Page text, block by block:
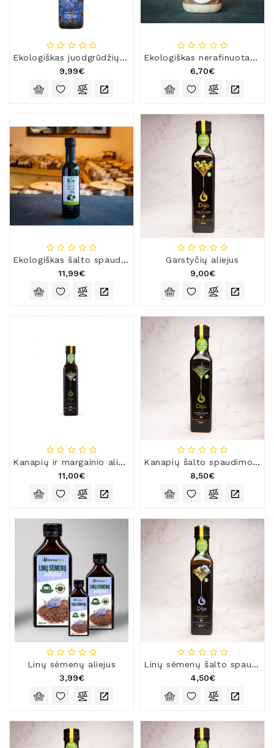
Kvapai
Aliejai
Higienos
Priemonės
Kūdikiams
Pirties
Reikalai
Indai
Ekologiškas juodgrūdžių (juodųjų kmynų) aliejus, nerafinuotas, šalto spaudimo
9,99€
Ekologiškas nerafinuotas šalto spaudimo kokosų aliejus
6,70€
Ekologiškas šalto spaudimo avokadų aliejus
11,99€
Garstyčių aliejus
9,00€
Kanapių ir margainio aliejus
11,00€
Kanapių šalto spaudimo aliejus
8,50€
Linų sėmenų aliejus
3,99€
Linų sėmenų šalto spaudimo aliejus
4,50€